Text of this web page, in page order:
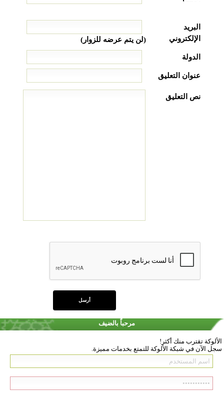
البريد
الإلكتروني
(لن يتم عرضه للزوار)
الدولة
عنوان التعليق
نص التعليق
مرحباً بالضيف
الألوكة تقترب منك أكثر!
سجل الآن في شبكة الألوكة للتمتع بخدمات مميزة.